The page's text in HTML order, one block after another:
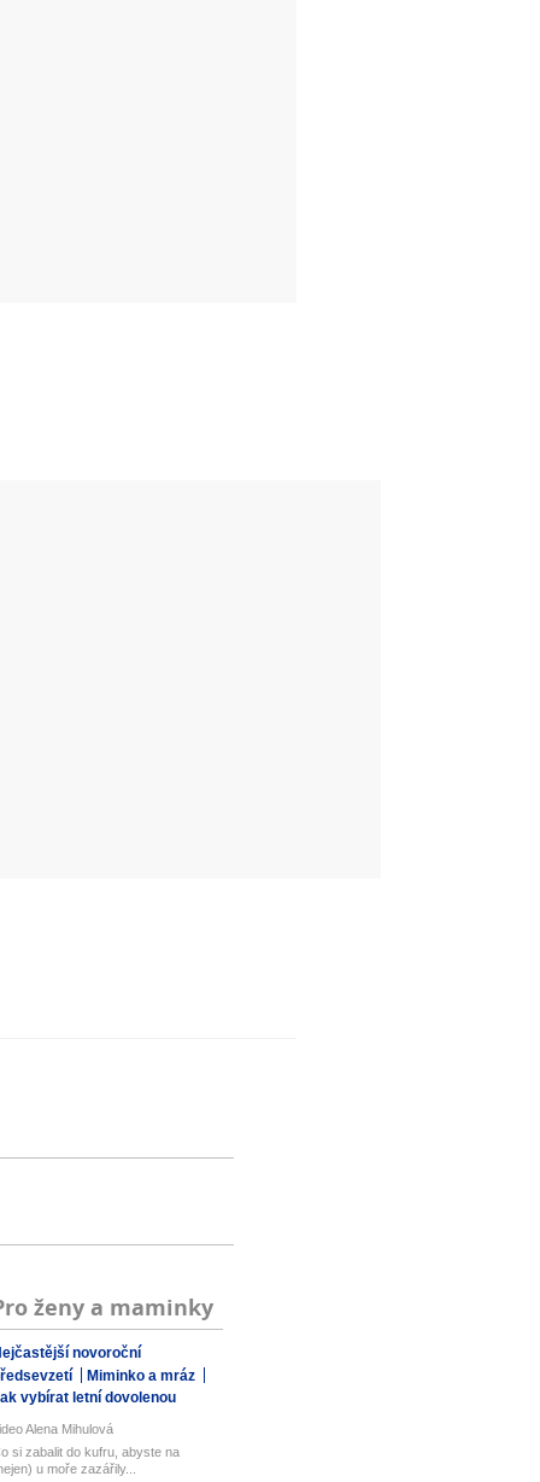
ženy a maminky
novoroční
Miminko a mráz
vybírat letní dovolenou
Alena Mihulová
si zabalit do kufru, abyste na
u moře zazářily...